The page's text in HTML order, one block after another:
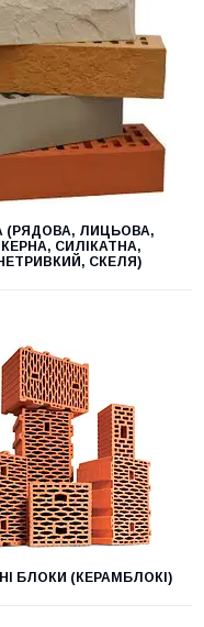
(РЯДОВА, ЛИЦЬОВА,
СИЛІКАТНА,
СКЕЛЯ)
БЛОКИ (КЕРАМБЛОКІ)